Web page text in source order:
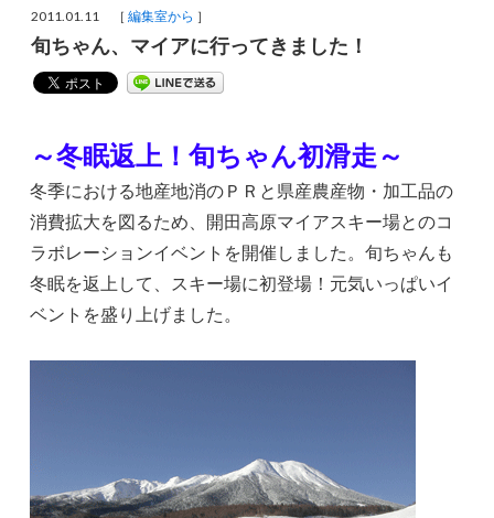
2011.01.11 ［編集室から ］
旬ちゃん、マイアに行ってきました！
～冬眠返上！旬ちゃん初滑走～
冬季における地産地消のＰＲと県産農産物・加工品の
消費拡大を図るため、開田高原マイアスキー場とのコ
ラボレーションイベントを開催しました。旬ちゃんも
冬眠を返上して、スキー場に初登場！元気いっぱいイ
ベントを盛り上げました。